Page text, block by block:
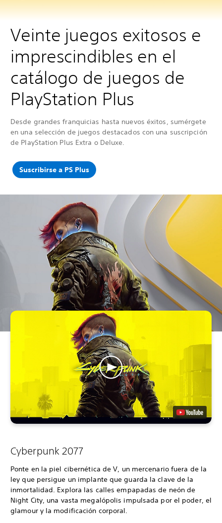
Veinte juegos exitosos e
imprescindibles en el
catálogo de juegos de
PlayStation Plus
Desde grandes franquicias hasta nuevos éxitos, sumérgete
en una selección de juegos destacados con una suscripción
de PlayStation Plus Extra o Deluxe.
Suscribirse a PS Plus
Cyberpunk 2077
Ponte en la piel cibernética de V, un mercenario fuera de la
ley que persigue un implante que guarda la clave de la
inmortalidad. Explora las calles empapadas de neón de
Night City, una vasta megalópolis impulsada por el poder, el
glamour y la modificación corporal.